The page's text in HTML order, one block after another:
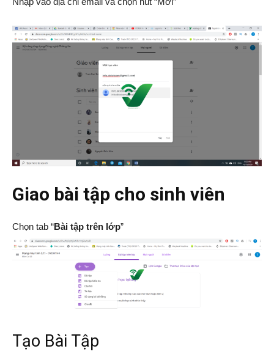
Giao bài tập cho sinh viên
Chọn tab “Bài tập trên lớp”
Tạo Bài Tập